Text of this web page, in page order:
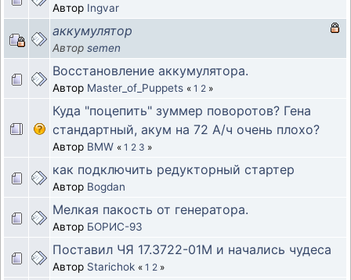
Автор Ingvar
аккумулятор
Автор semen
Восстановление аккумулятора.
Автор Master_of_Puppets « 1 2 »
Куда "поцепить" зуммер поворотов? Гена
стандартный, акум на 72 А/ч очень плохо?
Автор BMW « 1 2 3 »
как подключить редукторный стартер
Автор Bogdan
Мелкая пакость от генератора.
Автор БОРИС-93
Поставил ЧЯ 17.3722-01М и начались чудеса
Автор Starichok « 1 2 »